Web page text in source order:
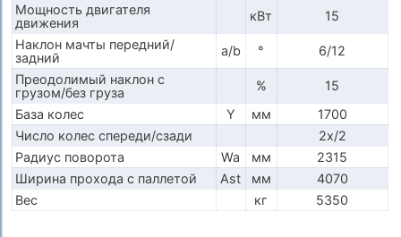
Мощность двигателя
движения
кВт
15
Наклон мачты передний/
задний
a/b °
6/12
Преодолимый наклон с
грузом/без груза
%
15
База колес
Y мм
1700
Число колес спереди/сзади
2x/2
Радиус поворота
Wa мм
2315
Ширина прохода с паллетой
Ast мм
4070
Вес
кг 5350